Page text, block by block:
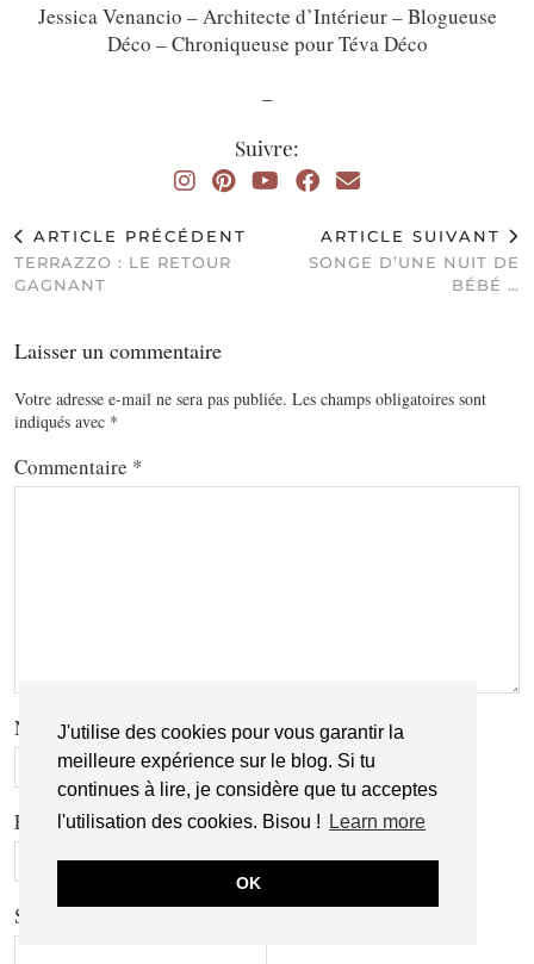
J'utilise des cookies pour vous garantir la
meilleure expérience sur le blog. Si tu
continues à lire, je considère que tu acceptes
l'utilisation des cookies. Bisou !
Learn more
OK
Jessica Venancio – Architecte d’Intérieur – Blogueuse
Déco – Chroniqueuse pour Téva Déco
Suivre:
ARTICLE PRÉCÉDENT
TERRAZZO : LE RETOUR
GAGNANT
ARTICLE SUIVANT
SONGE D’UNE NUIT DE
BÉBÉ …
Laisser un commentaire
Votre adresse e-mail ne sera pas publiée. Les champs obligatoires sont
indiqués avec *
Commentaire *
Nom *
E-mail*
Site web